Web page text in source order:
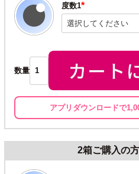
度数1
(必
須)
数量
アプリダウンロードで
2箱ご購入の